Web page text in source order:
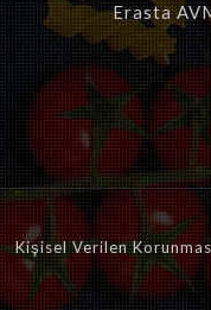
Erasta
Kişisel Verilen